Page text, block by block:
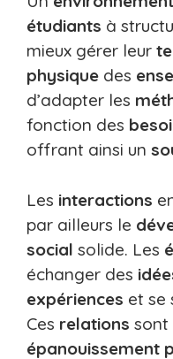
étudiants à
mieux gérer leur
physique des
d’adapter les
fonction des
offrant ainsi un
Les interactions
par ailleurs le
social solide. Les
échanger des
expériences et se
Ces relations sont
épanouissement